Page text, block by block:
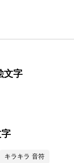
文字
キラキラ 音符